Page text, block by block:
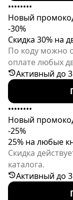
••••••••
Новый
-30%
Скидка 30% на
По коду можно
оплате любых
Активный до
••••••••
Новый
-25%
25% на любые
Скидка
каталога.
Активный до